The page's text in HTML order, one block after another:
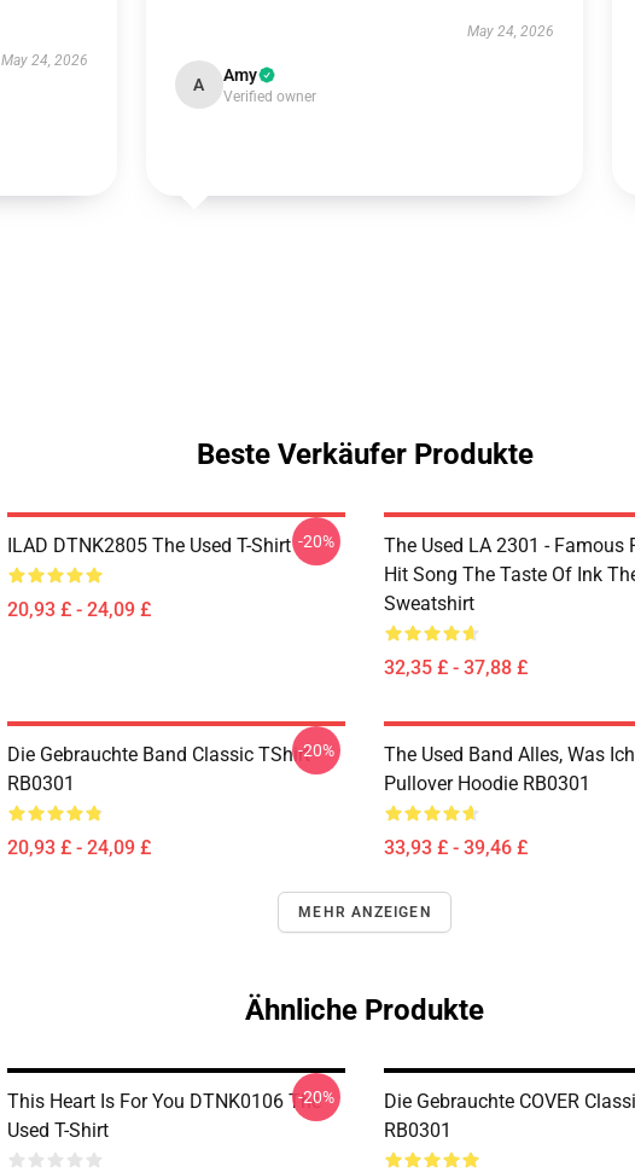
May 24, 2026
May 24, 2026
A Amy
Verified owner
Beste Verkäufer Produkte
ILAD DTNK2805 The Used T-Shirt
20,93 £ - 24,09 £
-20%
The Used LA 2301 - Famous
Hit Song The Taste Of Ink
Sweatshirt
32,35 £ - 37,88 £
Die Gebrauchte Band Classic TShirt
RB0301
20,93 £ - 24,09 £
-20%
The Used Band Alles, Was
Pullover Hoodie RB0301
33,93 £ - 39,46 £
MEHR ANZEIGEN
Ähnliche Produkte
This Heart Is For You DTNK0106 The
Used T-Shirt
-20%
Die Gebrauchte COVER
RB0301